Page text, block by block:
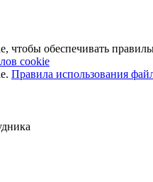
обеспечивать
cookie
Правила использования